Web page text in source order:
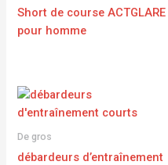
Short de course ACTGLARE
pour homme
De gros
débardeurs d’entraînement